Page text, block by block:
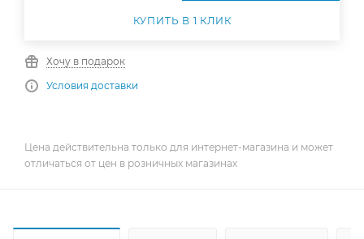
КУПИТЬ В 1 КЛИК
Хочу в подарок
Условия доставки
Цена действительна только для интернет-магазина и может
отличаться от цен в розничных магазинах